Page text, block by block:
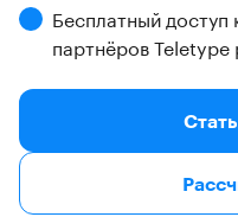
Бесплатный доступ
партнёров Teletype